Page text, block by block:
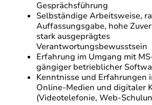
Gesprächsführung
Selbständige Arbeitsweise,
Auffassungsgabe, hohe
stark ausgeprägtes
Verantwortungsbewusstsein
Erfahrung im Umgang mit
gängiger betrieblicher
Kenntnisse und Erfahrungen
Online-Medien und digitaler
(Videotelefonie, Web-